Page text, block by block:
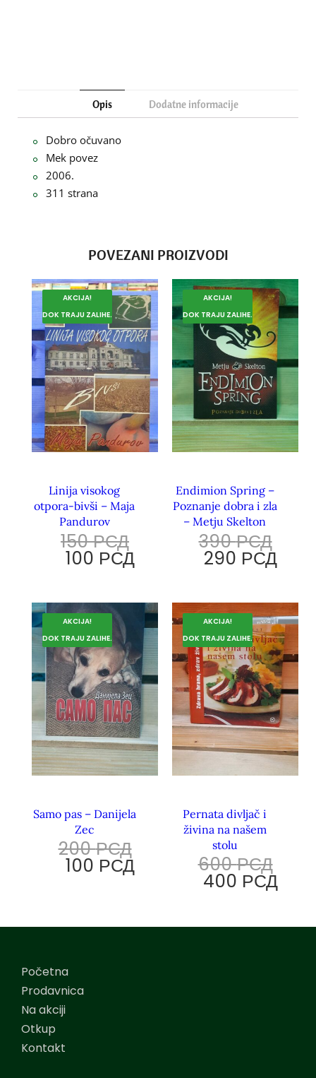
Opis Dodatne informacije
Dobro očuvano
Mek povez
2006.
311 strana
POVEZANI PROIZVODI
AKCIJA!
DOK TRAJU ZALIHE.
Linija visokog
otpora-bivši – Maja
Pandurov
150РСД
100 РСД
AKCIJA!
DOK TRAJU ZALIHE.
Endimion Spring –
Poznanje dobra i zla
– Metju Skelton
390РСД
290 РСД
AKCIJA!
DOK TRAJU ZALIHE.
Samo pas – Danijela
Zec
200РСД
100 РСД
AKCIJA!
DOK TRAJU ZALIHE.
Pernata divljač i
živina na našem
stolu
600РСД
400 РСД
Početna
Prodavnica
Na akciji
Otkup
Kontakt